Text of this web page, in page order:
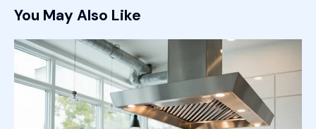
You May Also Like